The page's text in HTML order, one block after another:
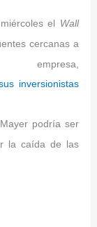
el Wall
cercanas a
inversionistas
podría ser
la caída de las